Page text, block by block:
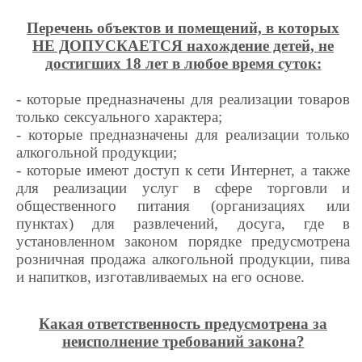
Перечень объектов и помещений, в которых
НЕ ДОПУСКАЕТСЯ нахождение детей, не
достигших 18 лет в любое время суток:
- которые предназначены для реализации товаров
только сексуального характера;
- которые предназначены для реализации только
алкогольной продукции;
- которые имеют доступ к сети Интернет, а также
для реализации услуг в сфере торговли и
общественного питания (организациях или
пунктах) для развлечений, досуга, где в
установленном законом порядке предусмотрена
розничная продажа алкогольной продукции, пива
и напитков, изготавливаемых на его основе.
Какая ответственность предусмотрена за
неисполнение требований закона?